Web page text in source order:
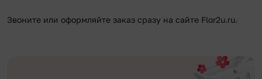
Звоните или оформляйте заказ сразу на сайте Flor2u.ru.